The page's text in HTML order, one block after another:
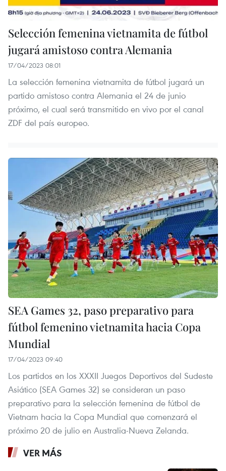
Selección femenina vietnamita de fútbol
jugará amistoso contra Alemania
17/04/2023 08:01
La selección femenina vietnamita de fútbol jugará un
partido amistoso contra Alemania el 24 de junio
próximo, el cual será transmitido en vivo por el canal
ZDF del país europeo.
SEA Games 32, paso preparativo para
fútbol femenino vietnamita hacia Copa
Mundial
17/04/2023 09:40
Los partidos en los XXXII Juegos Deportivos del Sudeste
Asiático (SEA Games 32) se consideran un paso
preparativo para la selección femenina de fútbol de
Vietnam hacia la Copa Mundial que comenzará el
próximo 20 de julio en Australia-Nueva Zelanda.
VER MÁS